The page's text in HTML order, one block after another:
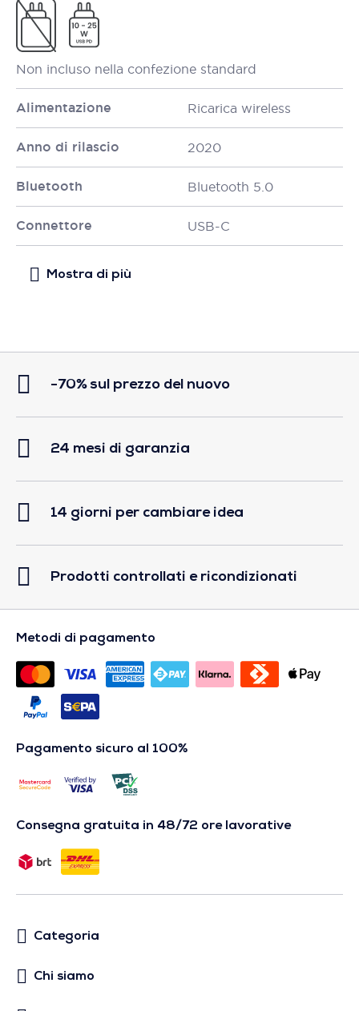
Non incluso nella confezione standard
Alimentazione Ricarica wireless
Anno di rilascio 2020
Bluetooth Bluetooth 5.0
Connettore USB-C
-70% sul prezzo del nuovo
24 mesi di garanzia
14 giorni per cambiare idea
Prodotti controllati e ricondizionati
Metodi di pagamento
Pagamento sicuro al 100%
Consegna gratuita in 48/72 ore lavorative
Categoria
Chi siamo